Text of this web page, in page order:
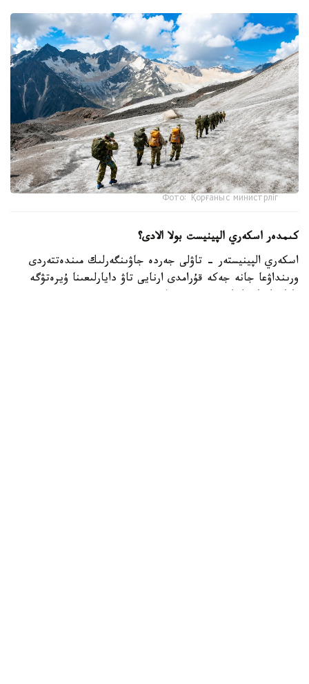
Фото: Қорғаныс министрліг
كىمدەر اسكەري الپينيست بولا الادى؟
اسكەري الپينيستەر - تاۋلى جەردە جاۋىنگەرلىك مىندەتتەردى
ورىنداۋعا جانە جەكە قۇرامدى ارنايى تاۋ دايارلىعىنا ۇيرەتۋگە